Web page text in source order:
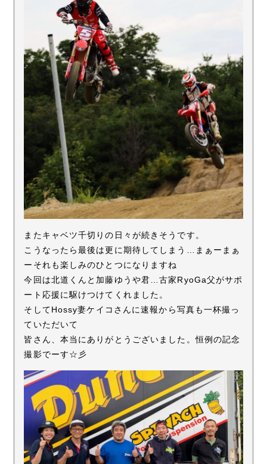
またキャベツ千切りの日々が続きそうです。
こうなったら最後は更に期待してしまう…まぁーまぁ
ーそれも楽しみのひとつになりますね
今回は北道くんと加藤ゆうや君…古家RyoGa父がサポ
ート応援に駆けつけてくれました。
そしてHossy妻ケイコさんに速報から写真も一杯撮っ
ていただいて
皆さん、本当にありがとうございました。恒例の記念
撮影でーす☆彡